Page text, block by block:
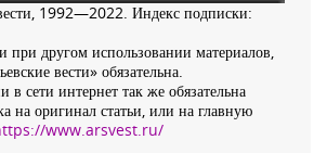
1992—2022. Индекс подписки:
при другом использовании материалов,
вести» обязательна.
сети интернет так же обязательна
на оригинал статьи, или на главную
www.arsvest.ru/